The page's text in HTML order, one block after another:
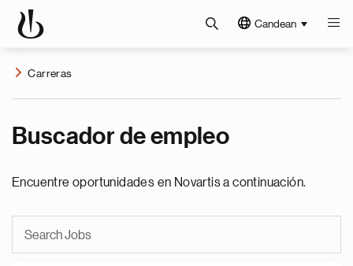
Candean
Carreras
Buscador de empleo
Encuentre oportunidades en Novartis a continuación.